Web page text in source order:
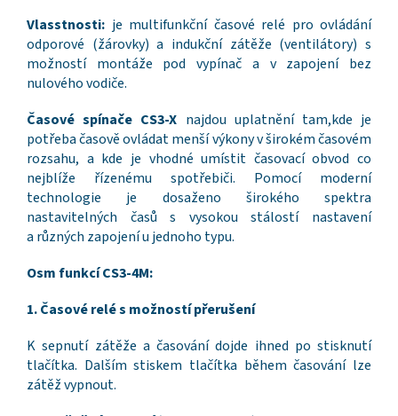
Vlasstnosti: je multifunkční časové relé pro ovládání
odporové (žárovky) a indukční zátěže (ventilátory) s
možností montáže pod vypínač a v zapojení bez
nulového vodiče.
Časové spínače CS3-X najdou uplatnění tam,kde je
potřeba časově ovládat menší výkony v širokém časovém
rozsahu, a kde je vhodné umístit časovací obvod co
nejblíže řízenému spotřebiči. Pomocí moderní
technologie je dosaženo širokého spektra
nastavitelných časů s vysokou stálostí nastavení
a různých zapojení u jednoho typu.
Osm funkcí CS3-4M:
1. Časové relé s možností přerušení
K sepnutí zátěže a časování dojde ihned po stisknutí
tlačítka. Dalším stiskem tlačítka během časování lze
zátěž vypnout.